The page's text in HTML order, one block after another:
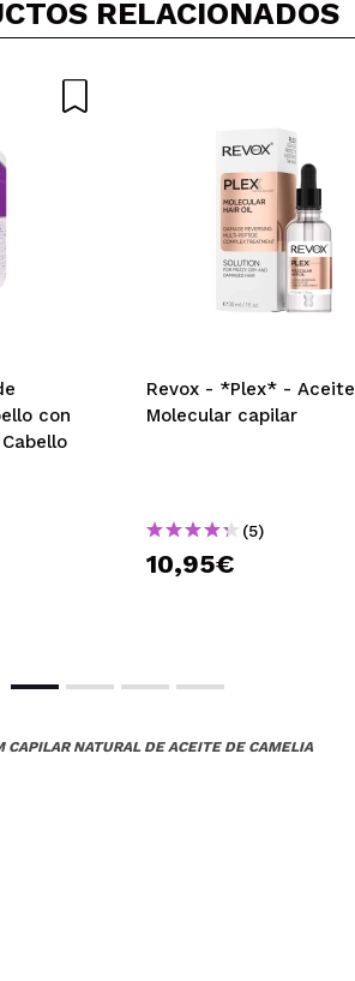
RELACIONADOS
con
Revox - *Plex* - Aceite
Molecular capilar
(5)
10,95€
NATURAL DE ACEITE DE CAMELIA